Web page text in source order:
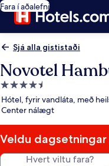
Fara í aðalefni
Sjá alla gististaði
Novotel
4.5
stjörnu
gististaður
Hótel, fyrir vandláta, með
Center nálægt
Veldu
Hvert viltu fara?